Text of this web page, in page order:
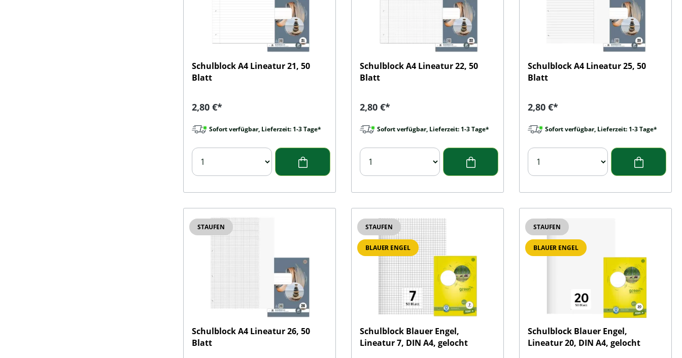
Schulblock A4 Lineatur 21, 50
Blatt
Regulärer Preis:
2,80 €*
Sofort verfügbar, Lieferzeit: 1-3 Tage*
Schulblock A4 Lineatur 22, 50
Blatt
Regulärer Preis:
2,80 €*
Sofort verfügbar, Lieferzeit: 1-3 Tage*
Schulblock A4 Lineatur 25, 50
Blatt
Regulärer Preis:
2,80 €*
Sofort verfügbar, Lieferzeit: 1-3 Tage*
STAUFEN
Schulblock A4 Lineatur 26, 50
Blatt
STAUFEN
BLAUER ENGEL
Schulblock Blauer Engel,
Lineatur 7, DIN A4, gelocht
STAUFEN
BLAUER ENGEL
Schulblock Blauer Engel,
Lineatur 20, DIN A4, gelocht